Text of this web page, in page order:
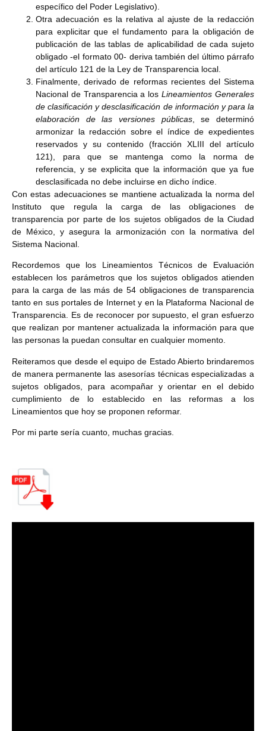
específico del Poder Legislativo).
Otra adecuación es la relativa al ajuste de la redacción
para explicitar que el fundamento para la obligación de
publicación de las tablas de aplicabilidad de cada sujeto
obligado -el formato 00- deriva también del último párrafo
del artículo 121 de la Ley de Transparencia local.
Finalmente, derivado de reformas recientes del Sistema
Nacional de Transparencia a losLineamientos Generales
de clasificación y desclasificación de información y para la
elaboración de las versiones públicas, se determinó
armonizar la redacción sobre el índice de expedientes
reservados y su contenido (fracción XLIII del artículo
121), para que se mantenga como la norma de
referencia, y se explicita que la información que ya fue
desclasificada no debe incluirse en dicho índice.
Con estas adecuaciones se mantiene actualizada la norma del
Instituto que regula la carga de las obligaciones de
transparencia por parte de los sujetos obligados de la Ciudad
de México, y asegura la armonización con la normativa del
Sistema Nacional.
Recordemos que los Lineamientos Técnicos de Evaluación
establecen los parámetros que los sujetos obligados atienden
para la carga de las más de 54 obligaciones de transparencia
tanto en sus portales de Internet y en la Plataforma Nacional de
Transparencia. Es de reconocer por supuesto, el gran esfuerzo
que realizan por mantener actualizada la información para que
las personas la puedan consultar en cualquier momento.
Reiteramos que desde el equipo de Estado Abierto brindaremos
de manera permanente las asesorías técnicas especializadas a
sujetos obligados, para acompañar y orientar en el debido
cumplimiento de lo establecido en las reformas a los
Lineamientos que hoy se proponen reformar.
Por mi parte sería cuanto, muchas gracias.